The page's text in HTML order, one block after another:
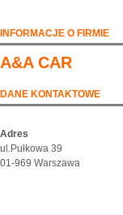
INFORMACJE O FIRMIE
A&A CAR
DANE KONTAKTOWE
Adres
ul.Pułkowa 39
01-969 Warszawa